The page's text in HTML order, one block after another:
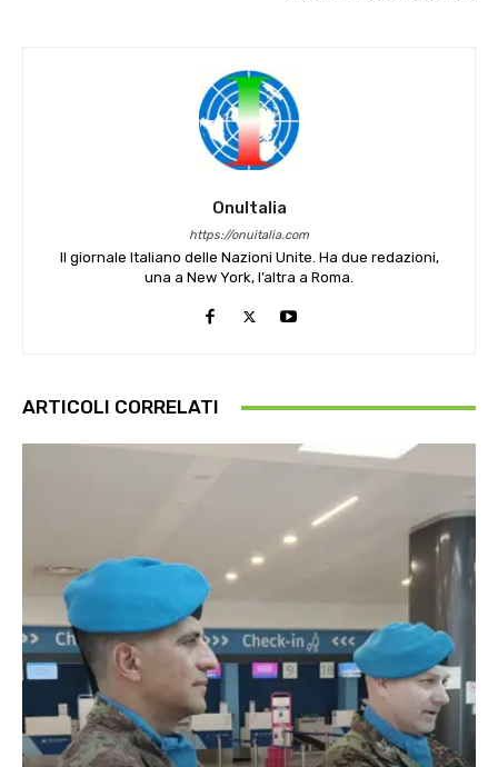
OnuItalia
https://onuitalia.com
Il giornale Italiano delle Nazioni Unite. Ha due redazioni,
una a New York, l’altra a Roma.
ARTICOLI CORRELATI